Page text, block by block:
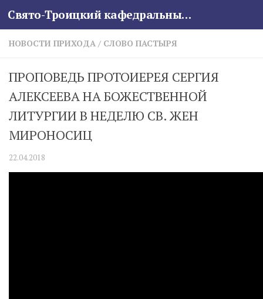
Skip to content Свято-Троицкий кафедральный собор
НОВОСТИ ПРИХОДА / СЛОВО ПАСТЫРЯ
ПРОПОВЕДЬ ПРОТОИЕРЕЯ СЕРГИЯ
АЛЕКСЕЕВА НА БОЖЕСТВЕННОЙ
ЛИТУРГИИ В НЕДЕЛЮ СВ. ЖЕН
МИРОНОСИЦ
22.04.2018